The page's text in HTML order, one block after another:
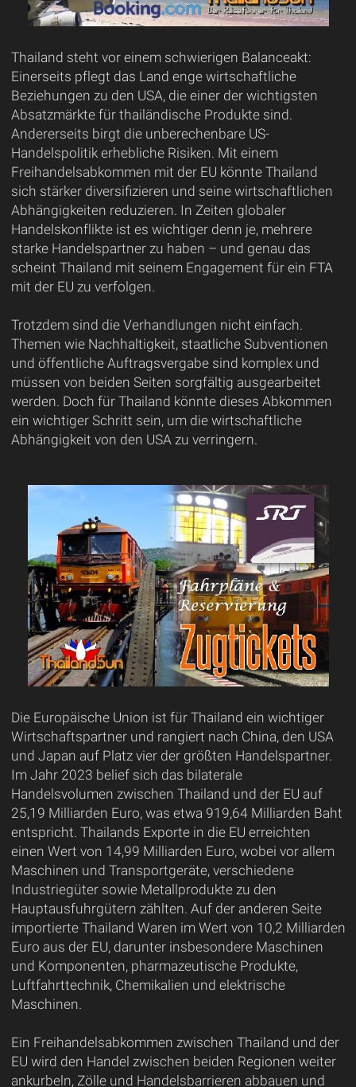
Thailand steht vor einem schwierigen Balanceakt:
Einerseits pflegt das Land enge wirtschaftliche
Beziehungen zu den USA, die einer der wichtigsten
Absatzmärkte für thailändische Produkte sind.
Andererseits birgt die unberechenbare US-
Handelspolitik erhebliche Risiken. Mit einem
Freihandelsabkommen mit der EU könnte Thailand
sich stärker diversifizieren und seine wirtschaftlichen
Abhängigkeiten reduzieren. In Zeiten globaler
Handelskonflikte ist es wichtiger denn je, mehrere
starke Handelspartner zu haben – und genau das
scheint Thailand mit seinem Engagement für ein FTA
mit der EU zu verfolgen.
Trotzdem sind die Verhandlungen nicht einfach.
Themen wie Nachhaltigkeit, staatliche Subventionen
und öffentliche Auftragsvergabe sind komplex und
müssen von beiden Seiten sorgfältig ausgearbeitet
werden. Doch für Thailand könnte dieses Abkommen
ein wichtiger Schritt sein, um die wirtschaftliche
Abhängigkeit von den USA zu verringern.
Die Europäische Union ist für Thailand ein wichtiger
Wirtschaftspartner und rangiert nach China, den USA
und Japan auf Platz vier der größten Handelspartner.
Im Jahr 2023 belief sich das bilaterale
Handelsvolumen zwischen Thailand und der EU auf
25,19 Milliarden Euro, was etwa 919,64 Milliarden Baht
entspricht. Thailands Exporte in die EU erreichten
einen Wert von 14,99 Milliarden Euro, wobei vor allem
Maschinen und Transportgeräte, verschiedene
Industriegüter sowie Metallprodukte zu den
Hauptausfuhrgütern zählten. Auf der anderen Seite
importierte Thailand Waren im Wert von 10,2 Milliarden
Euro aus der EU, darunter insbesondere Maschinen
und Komponenten, pharmazeutische Produkte,
Luftfahrttechnik, Chemikalien und elektrische
Maschinen.
Ein Freihandelsabkommen zwischen Thailand und der
EU wird den Handel zwischen beiden Regionen weiter
ankurbeln, Zölle und Handelsbarrieren abbauen und